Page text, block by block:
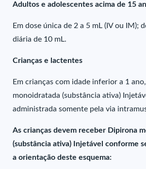
Adultos e adolescentes acima de 15
Em dose única de 2 a 5 mL (IV ou IM);
diária de 10 mL.
Crianças e lactentes
Em crianças com idade inferior a 1
monoidratada (substância ativa)
administrada somente pela via
As crianças devem receber Dipirona
(substância ativa) Injetável conforme
a orientação deste esquema: